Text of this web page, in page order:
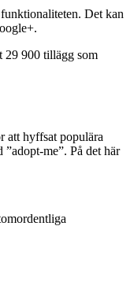
Det kan
29 900 tillägg som
att hyffsat populära
me”. På det här